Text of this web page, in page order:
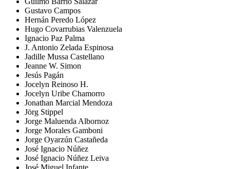
Gustavo Campos
Hernán Peredo López
Hugo Covarrubias Valenzuela
Ignacio Paz Palma
J. Antonio Zelada Espinosa
Jadille Mussa Castellano
Jeanne W. Simon
Jesús Pagán
Jocelyn Reinoso H.
Jocelyn Uribe Chamorro
Jonathan Marcial Mendoza
Jörg Stippel
Jorge Maluenda Albornoz
Jorge Morales Gamboni
Jorge Oyarzún Castañeda
José Ignacio Núñez
José Ignacio Núñez Leiva